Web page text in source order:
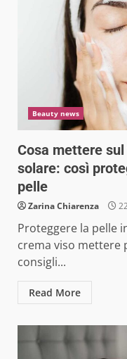
Beauty news
Cosa mettere
solare: così
pelle
Zarina Chiarenza
Proteggere la pelle
crema viso mettere
consigli...
Read More